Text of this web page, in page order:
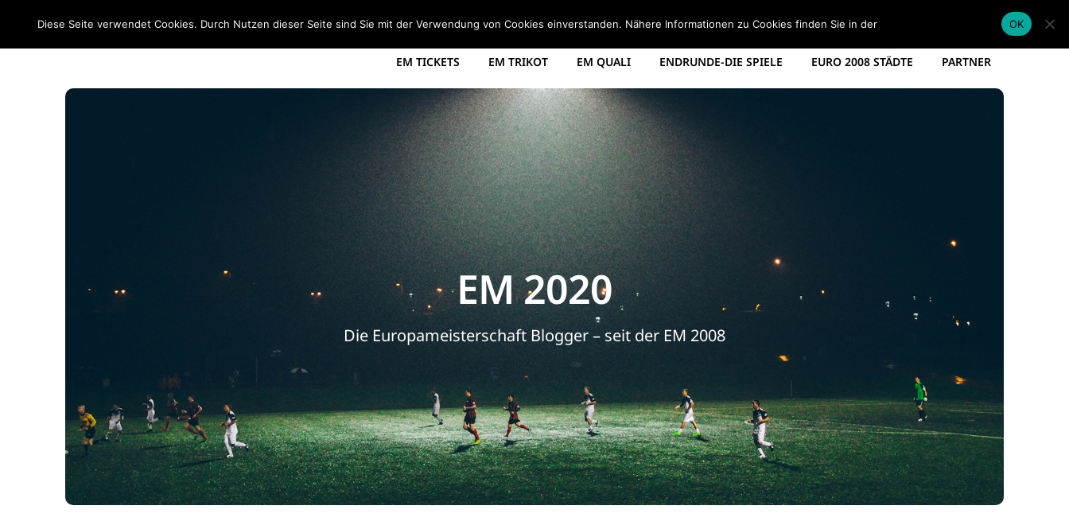
EM 2020 STARTSEITE EM 2008 TABELLE EM 2012 GRUPPEN EM KADER DEUTSCHLAND
EM TICKETS EM TRIKOT EM QUALI ENDRUNDE-DIE SPIELE EURO 2008 STÄDTE PARTNER
EM 2020
Die Europameisterschaft Blogger – seit der EM 2008
Diese Seite verwendet Cookies. Durch Nutzen dieser Seite sind Sie mit der Verwendung von Cookies einverstanden. Nähere Informationen zu Cookies finden Sie in der OK